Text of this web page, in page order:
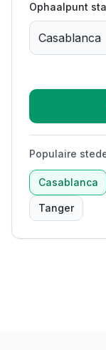
Ophaalpunt
Populaire
Casablanca
Tanger